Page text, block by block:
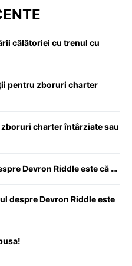
călătoriei cu trenul cu
pentru zboruri charter
charter întârziate sau
Devron Riddle este că …
despre Devron Riddle este